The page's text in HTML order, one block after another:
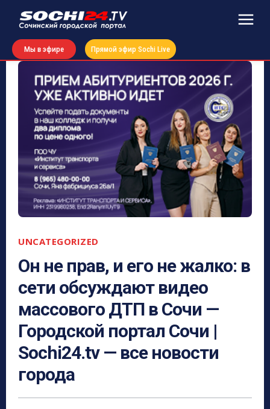
Мы в эфире Прямой эфир Sochi Live
UNCATEGORIZED
Он не прав, и его не жалко: в
сети обсуждают видео
массового ДТП в Сочи —
Городской портал Сочи |
Sochi24.tv — все новости
города